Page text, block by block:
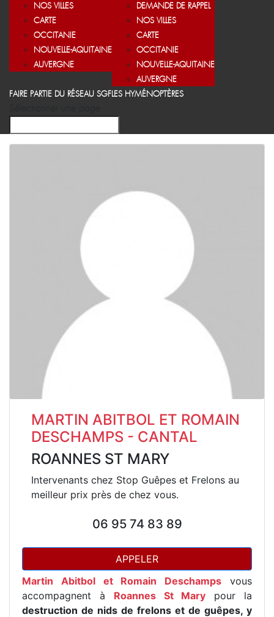
NOS VILLES
CARTE
OCCITANIE
NOUVELLE-AQUITAINE
AUVERGNE
DEMANDE DE RAPPEL
NOS VILLES
CARTE
OCCITANIE
NOUVELLE-AQUITAINE
AUVERGNE
FAIRE PARTIE DU RÉSEAU SGFLES HYMÉNOPTÈRES
MARTIN ABITBOL ET ROMAIN
DESCHAMPS - CANTAL
ROANNES ST MARY
Intervenants chez Stop Guêpes et Frelons au
meilleur prix près de chez vous.
06 95 74 83 89
APPELER
Martin Abitbol et Romain Deschamps vous
accompagnent à Roannes St Mary pour la
destruction de nids de frelons et de guêpes, y